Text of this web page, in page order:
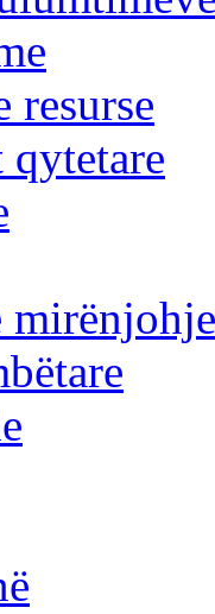
resurse
mirënjohje